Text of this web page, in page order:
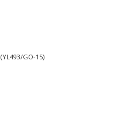
(YL493/GO-15)